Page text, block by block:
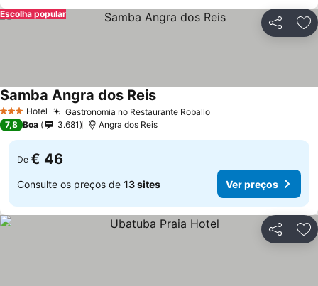
Partilhar
Escolha popular
3 EstrelasHotel Gastronomia no Restaurante Roballo
Samba Angra dos Reis
7,8 Boa 3.681 Angra dos Reis
De € 46
Consulte os preços de 13 sites Ver preços
Partilhar